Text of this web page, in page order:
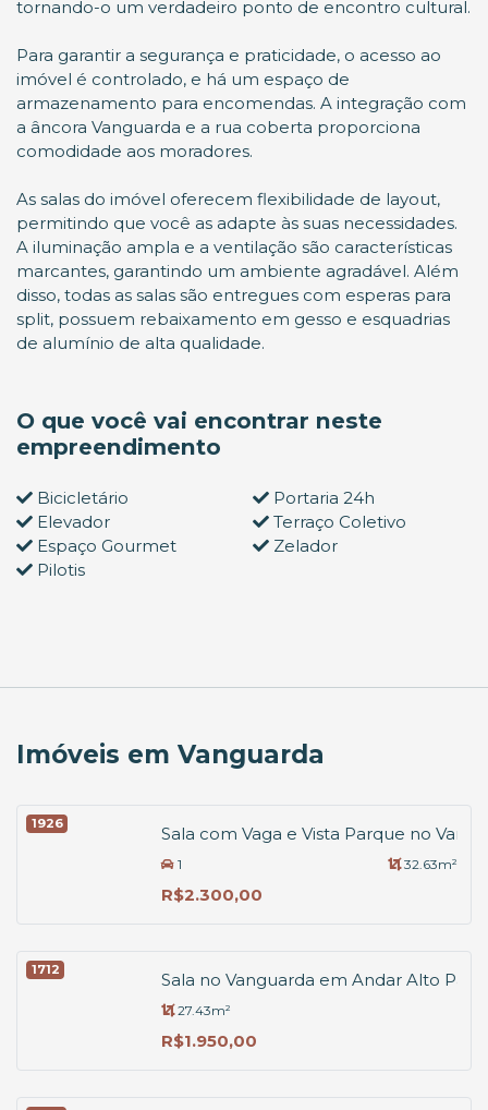
tornando-o um verdadeiro ponto de encontro cultural.
Para garantir a segurança e praticidade, o acesso ao
imóvel é controlado, e há um espaço de
armazenamento para encomendas. A integração com
a âncora Vanguarda e a rua coberta proporciona
comodidade aos moradores.
As salas do imóvel oferecem flexibilidade de layout,
permitindo que você as adapte às suas necessidades.
A iluminação ampla e a ventilação são características
marcantes, garantindo um ambiente agradável. Além
disso, todas as salas são entregues com esperas para
split, possuem rebaixamento em gesso e esquadrias
de alumínio de alta qualidade.
O que você vai encontrar neste
empreendimento
Bicicletário
Elevador
Espaço Gourmet
Pilotis
Portaria 24h
Terraço Coletivo
Zelador
Imóveis em Vanguarda
1926
Sala com Vaga e Vista Parque no
1 32.63m²
R$2.300,00
1712
Sala no Vanguarda em Andar Alto
27.43m²
R$1.950,00